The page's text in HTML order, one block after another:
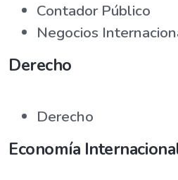
Contador Público
Negocios
Derecho
Derecho
Economía